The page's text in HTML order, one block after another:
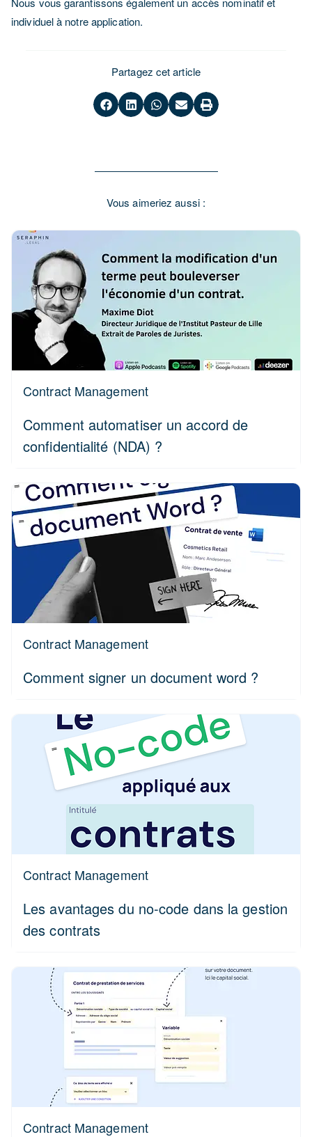
individuel à notre application.
Partagez cet article
Vous aimeriez aussi :
Contract Management
Comment automatiser un accord de
confidentialité (NDA) ?
Contract Management
Comment signer un document word ?
Contract Management
Les avantages du no-code dans la gestion
des contrats
Contract Management